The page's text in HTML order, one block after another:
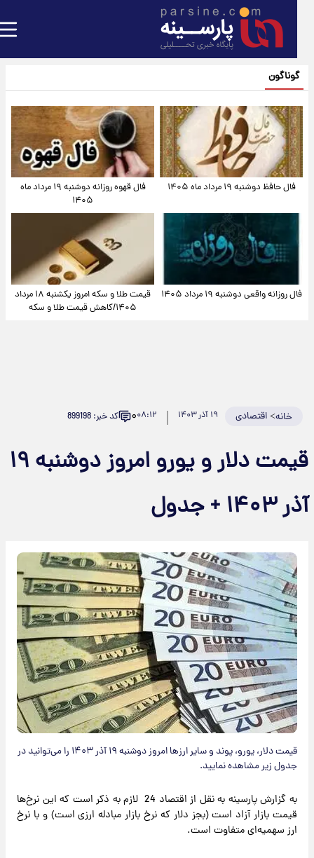
گوناگون
فال حافظ دوشنبه ۱۹ مرداد ماه ۱۴۰۵
فال قهوه روزانه دوشنبه ۱۹ مرداد ماه
۱۴۰۵
فال روزانه واقعی دوشنبه ۱۹ مرداد ۱۴۰۵
قیمت طلا و سکه امروز یکشنبه ۱۸ مرداد
۱۴۰۵/کاهش قیمت طلا و سکه
خانه>اقتصادی ۰۸:۱۲۰ کد خبر: 899198
قیمت دلار و یورو امروز دوشنبه ۱۹
+ جدول
قیمت دلار، یورو، پوند و سایر ارز‌ها امروز دوشنبه ۱۹ آذر ۱۴۰۳ را می‌توانید در
جدول زیر مشاهده نمایید.
به گزارش پارسینه به نقل از اقتصاد 24 لازم به ذکر است که این نرخ‌ها
قیمت بازار آزاد است (بجز دلار که نرخ بازار مبادله ارزی است) و با نرخ
ارز سهمیه‌ای متفاوت است.